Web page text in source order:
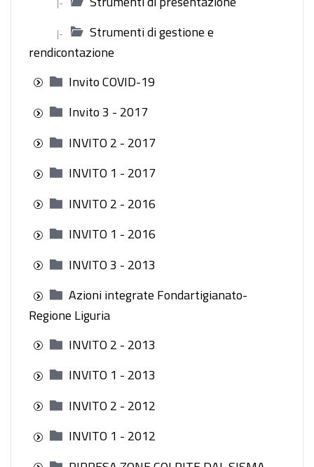
|-
|-
Strumenti di gestione e
rendicontazione
Invito COVID-19
Invito 3 - 2017
INVITO 2 - 2017
INVITO 1 - 2017
INVITO 2 - 2016
INVITO 1 - 2016
INVITO 3 - 2013
Azioni integrate Fondartigianato-
Regione Liguria
INVITO 2 - 2013
INVITO 1 - 2013
INVITO 2 - 2012
INVITO 1 - 2012